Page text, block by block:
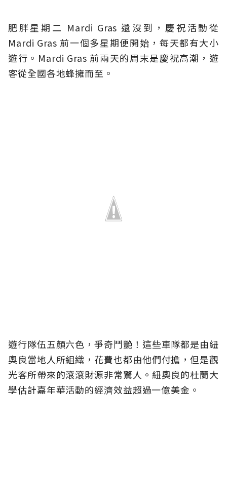
肥胖星期二 Mardi Gras 還沒到，慶祝活動從
Mardi Gras 前一個多星期便開始，每天都有大小
遊行。Mardi Gras 前兩天的周末是慶祝高潮，遊
客從全國各地蜂擁而至。
遊行隊伍五顏六色，爭奇鬥艷！這些車隊都是由紐
奧良當地人所組織，花費也都由他們付擔，但是觀
光客所帶來的滾滾財源非常驚人。紐奧良的杜蘭大
學估計嘉年華活動的經濟效益超過一億美金。